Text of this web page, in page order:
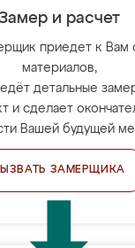
Замер и расчет
приедет к Вам
материалов,
детальные
и сделает
Вашей будущей
ЗАМЕРЩИКА